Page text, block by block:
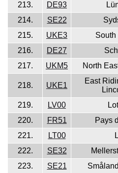
213.
DE93
214.
SE22
215.
UKE3 South
216.
DE27
217.
UKM5 North
218. UKE1
East
219. LV00
220.
FR51 Pays
221.
LT00
222.
SE32
223.
SE21